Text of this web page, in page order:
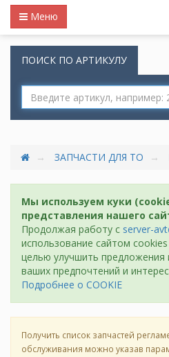
Меню
ПОИСК ПО АРТИКУЛУ
ЗАПЧАСТИ ДЛЯ ТО
Мы используем куки
представления нашего
Продолжая работу с server-
использование сайтом
целью улучшить предложения
ваших предпочтений и
Подробнее о COOKIE
Получить список запчастей
обслуживания можно указав